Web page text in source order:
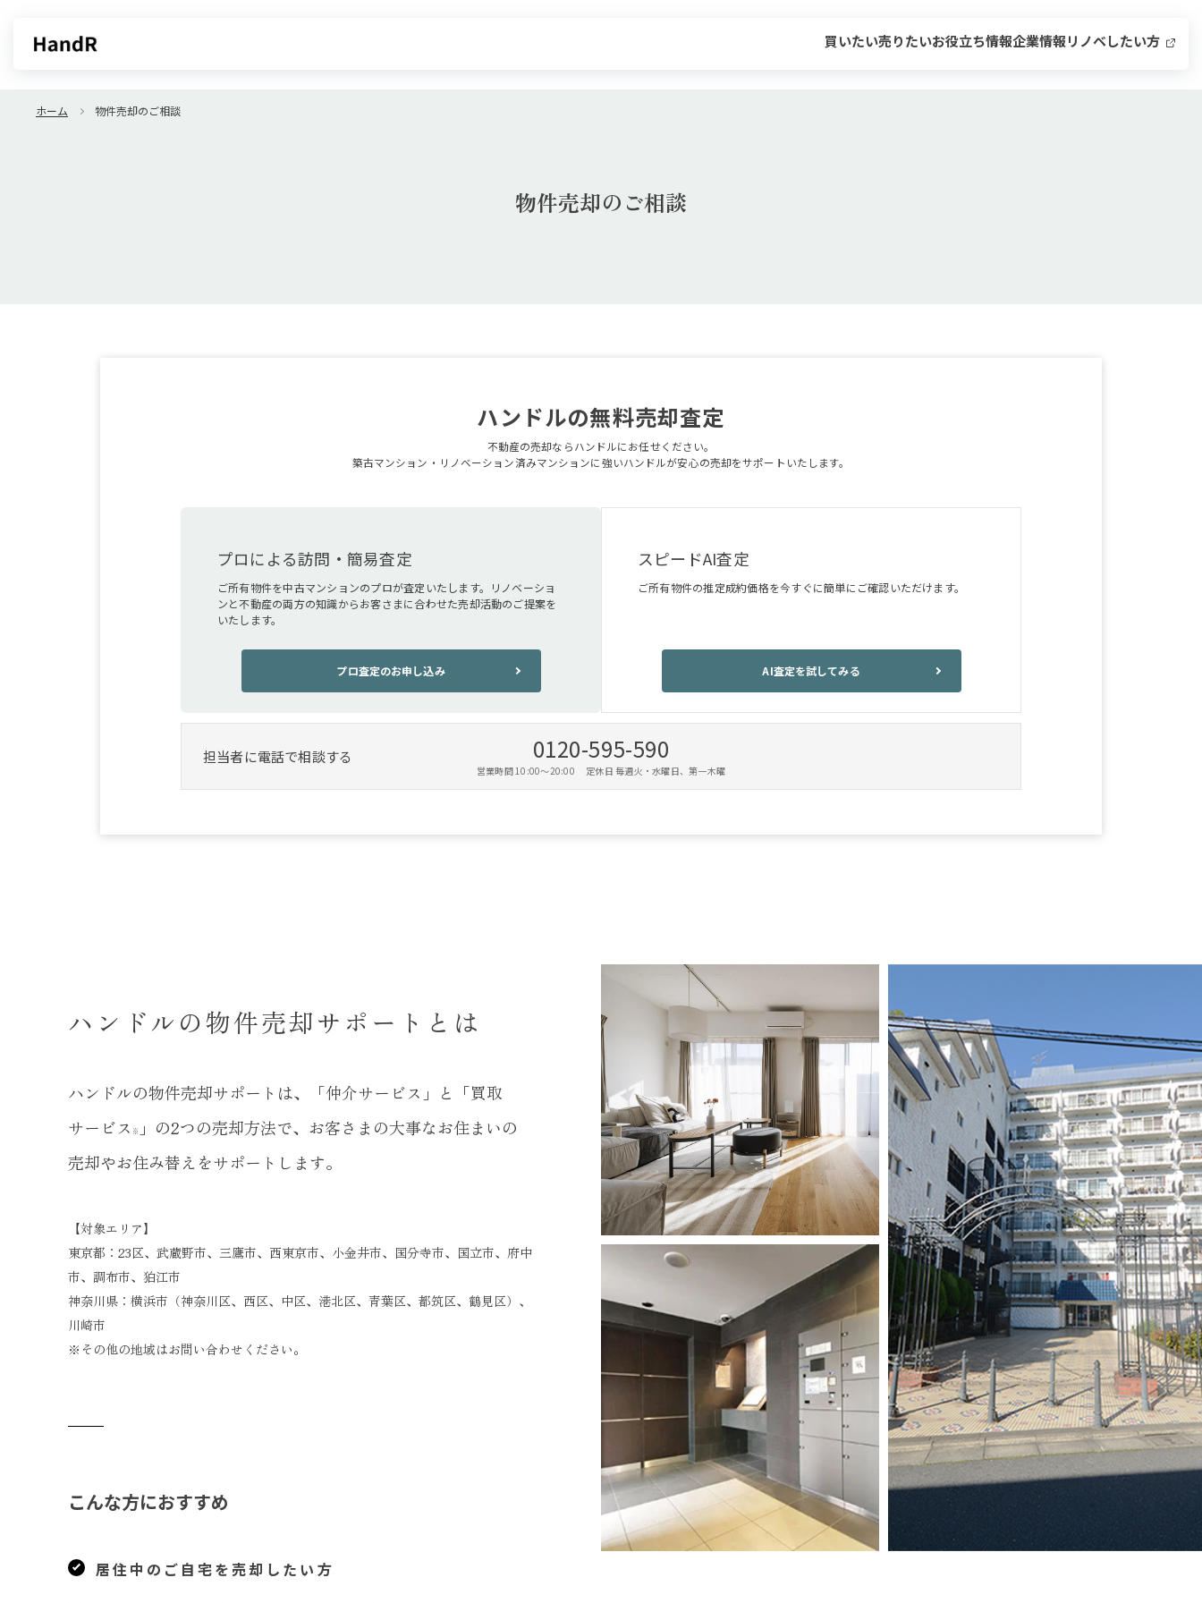
買いたい売りたいお役立ち情報企業情報リノベしたい方
買いたい
売りたい
ホーム 物件売却のご相談
物件売却のご相談
ハンドルの無料売却査定
不動産の売却ならハンドルにお任せください。
築古マンション・リノベーション済みマンションに強いハンドルが安心の売却をサポートいたします。
プロによる訪問・簡易査定
ご所有物件を中古マンションのプロが査定いたします。リノベーショ
ンと不動産の両方の知識からお客さまに合わせた売却活動のご提案を
いたします。
プロ査定のお申し込み
スピードAI査定
ご所有物件の推定成約価格を今すぐに簡単にご確認いただけます。
AI査定を試してみる
担当者に電話で相談する 0120-595-590
営業時間 10:00〜20:00 定休日 毎週火・水曜日、第一木曜
ハンドルの物件売却サポートとは
ハンドルの物件売却サポートは、「仲介サービス」と「買取
サービス ※
」の2つの売却方法で、お客さまの大事なお住まいの
売却やお住み替えをサポートします。
【対象エリア】
東京都：23区、武蔵野市、三鷹市、西東京市、小金井市、国分寺市、国立市、府中
市、調布市、狛江市
神奈川県：横浜市（神奈川区、西区、中区、港北区、青葉区、都筑区、鶴見区）、
川崎市
※その他の地域はお問い合わせください。
こんな方におすすめ
居住中のご自宅を売却したい方